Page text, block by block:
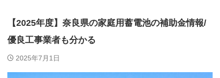
【2025年度】奈良県の家庭用蓄電池の補助金情報/
優良工事業者も分かる
2025年7月1日